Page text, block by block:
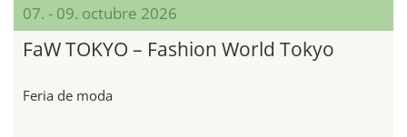
07. - 09. octubre 2026
FaW TOKYO – Fashion World Tokyo
Feria de moda